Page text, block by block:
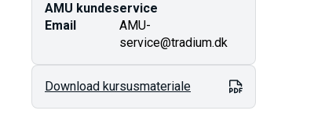
AMU kundeservice
Email
AMU-
service@tradium.dk
Download kursusmateriale